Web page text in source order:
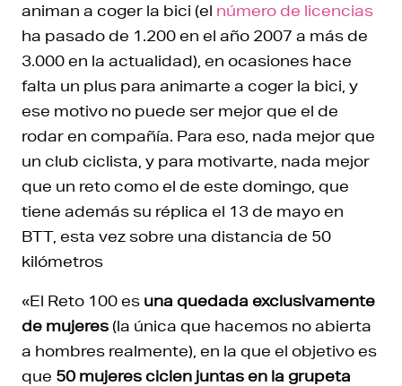
animan a coger la bici (el número de licencias
ha pasado de 1.200 en el año 2007 a más de
3.000 en la actualidad), en ocasiones hace
falta un plus para animarte a coger la bici, y
ese motivo no puede ser mejor que el de
rodar en compañía. Para eso, nada mejor que
un club ciclista, y para motivarte, nada mejor
que un reto como el de este domingo, que
tiene además su réplica el 13 de mayo en
BTT, esta vez sobre una distancia de 50
kilómetros
«El Reto 100 es una quedada exclusivamente
de mujeres (la única que hacemos no abierta
a hombres realmente), en la que el objetivo es
que 50 mujeres ciclen juntas en la grupeta